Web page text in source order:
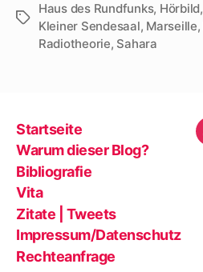
Schlagwörter
Haus des Rundfunks, Hörbild,
Kleiner Sendesaal, Marseille,
Radiotheorie, Sahara
Startseite
Warum dieser Blog?
Bibliografie
Vita
Zitate | Tweets
Impressum/Datenschutz
Rechteanfrage